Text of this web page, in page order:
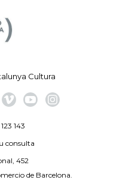
Cultura
143
consulta
452
de Barcelona.